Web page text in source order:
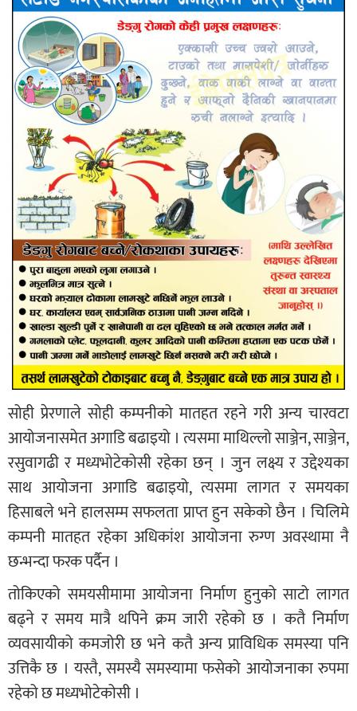
सोही प्रेरणाले सोही कम्पनीको मातहत रहने गरी अन्य चारवटा
आयोजनासमेत अगाडि बढाइयो । त्यसमा माथिल्लो साञ्जेन, साञ्जेन,
रसुवागढी र मध्यभोटेकोसी रहेका छन् । जुन लक्ष्य र उद्देश्यका
साथ आयोजना अगाडि बढाइयो, त्यसमा लागत र समयका
हिसाबले भने हालसम्म सफलता प्राप्त हुन सकेको छैन । चिलिमे
कम्पनी मातहत रहेका अधिकांश आयोजना रुग्ण अवस्थामा नै
छन्भन्दा फरक पर्दैन ।
तोकिएको समयसीमामा आयोजना निर्माण हुनुको साटो लागत
बढ्ने र समय मात्रै थपिने क्रम जारी रहेको छ । कतै निर्माण
व्यवसायीको कमजोरी छ भने कतै अन्य प्राविधिक समस्या पनि
उत्तिकै छ । यस्तै, समस्यै समस्यामा फसेको आयोजनाका रुपमा
रहेको छ मध्यभोटेकोसी ।